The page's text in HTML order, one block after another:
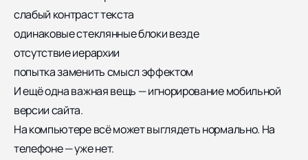
слабый контраст текста
одинаковые стеклянные блоки везде
отсутствие иерархии
попытка заменить смысл эффектом
И ещё одна важная вещь — игнорирование мобильной
версии сайта.
На компьютере всё может выглядеть нормально. На
телефоне — уже нет.